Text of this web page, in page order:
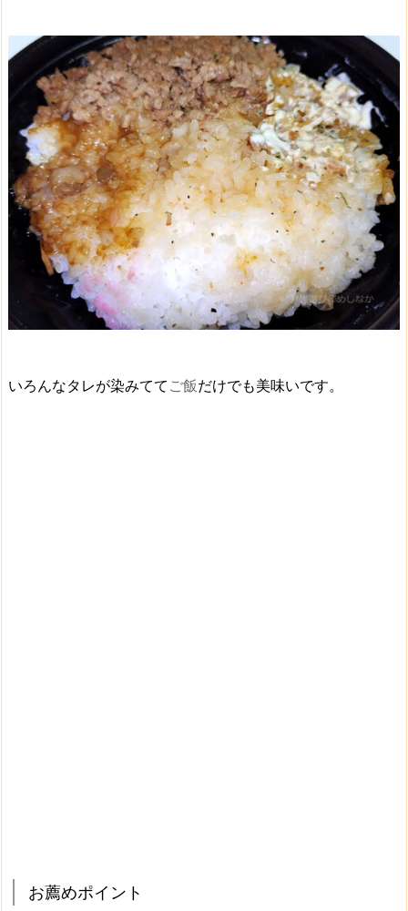
いろんなタレが染みててご飯だけでも美味いです。
お薦めポイント